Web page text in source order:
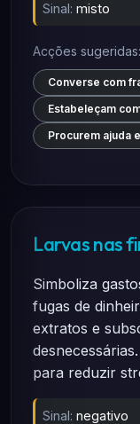
Sinal: misto
Acções sugeridas:
Converse com
Estabeleçam
Procurem ajuda
Larvas nas
Simboliza
fugas de
extratos e
para reduzir
Sinal: negativo